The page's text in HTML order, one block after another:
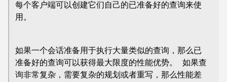
每个客户端可以创建它们自己的已准备好的查询来使
用。
如果一个会话准备用于执行大量类似的查询，那么已
准备好的查询可以获得最大限度的性能优势。 如果查
询非常复杂，需要复杂的规划或者重写，那么性能差